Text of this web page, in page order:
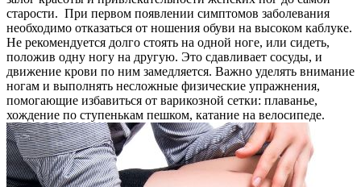
старости. При первом появлении симптомов заболевания
необходимо отказаться от ношения обуви на высоком каблуке.
Не рекомендуется долго стоять на одной ноге, или сидеть,
положив одну ногу на другую. Это сдавливает сосуды, и
движение крови по ним замедляется. Важно уделять внимание
ногам и выполнять несложные физические упражнения,
помогающие избавиться от варикозной сетки: плаванье,
хождение по ступенькам пешком, катание на велосипеде.